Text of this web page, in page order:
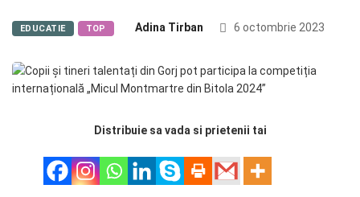
EDUCATIE TOP Adina Tirban 6 octombrie 2023
Distribuie sa vada si prietenii tai